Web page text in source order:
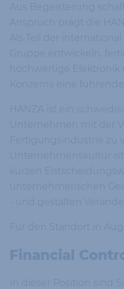
Aus Begeisterung
Anspruch prägt die
Gruppe entwickeln,
hochwertige
Konzerns eine führende
Fertigungsindustrie zu
Unternehmenskultur
kurzen
unternehmerischen
- und gestalten
Für den Standort in
Financial
In dieser Position sind